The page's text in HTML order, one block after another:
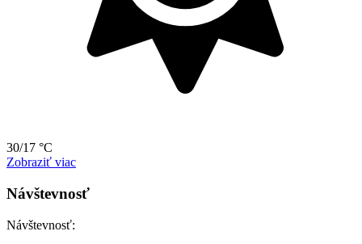
30/17 °C
Zobraziť viac
Návštevnosť
Návštevnosť: